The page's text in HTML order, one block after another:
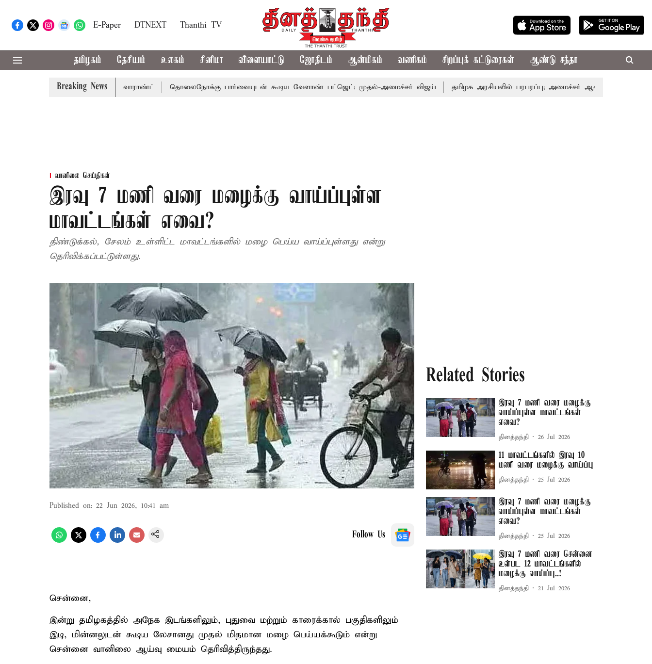
E-Paper DTNEXT Thanthi TV
தமிழகம் தேசியம் உலகம் சினிமா விளையாட்டு ஜோதிடம் ஆன்மிகம் வணிகம் சிறப்புக் கட்டுரைகள் ஆண்டு சந்தா
Breaking News
நீதிமன்றம் பிடிவாராண்ட் தொலைநோக்கு பார்வையுடன் கூடிய வேளாண் பட்ஜெட்: முதல்-அமைச்சர் விஜய் தமிழக அரசியலில் பரபரப்பு; அமைச்சர் ஆனந்த் உடன் சி.வி.
வானிலை செய்திகள்
இரவு 7 மணி வரை மழைக்கு வாய்ப்புள்ள
மாவட்டங்கள் எவை?
திண்டுக்கல், சேலம் உள்ளிட்ட மாவட்டங்களில் மழை பெய்ய வாய்ப்புள்ளது என்று
தெரிவிக்கப்பட்டுள்ளது.
Published on: 22 Jun 2026, 10:41 am
Follow Us
சென்னை,
இன்று தமிழகத்தில் அநேக இடங்களிலும், புதுவை மற்றும் காரைக்கால் பகுதிகளிலும்
இடி, மின்னலுடன் கூடிய லேசானது முதல் மிதமான மழை பெய்யக்கூடும் என்று
சென்னை வானிலை ஆய்வு மையம் தெரிவித்திருந்தது.
Related Stories
இரவு 7 மணி வரை மழைக்கு
வாய்ப்புள்ள மாவட்டங்கள்
எவை?
தினத்தந்தி 26 Jul 2026
11 மாவட்டங்களில் இரவு 10
மணி வரை மழைக்கு வாய்ப்பு
தினத்தந்தி 25 Jul 2026
இரவு 7 மணி வரை மழைக்கு
வாய்ப்புள்ள மாவட்டங்கள்
எவை?
தினத்தந்தி 25 Jul 2026
இரவு 7 மணி வரை சென்னை
உள்பட 12 மாவட்டங்களில்
மழைக்கு வாய்ப்பு..!
தினத்தந்தி 21 Jul 2026